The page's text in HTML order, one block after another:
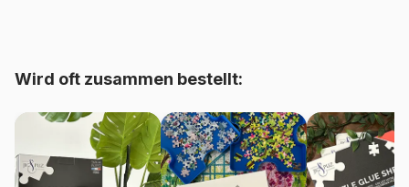
Artikelnummer Sunsout-60977
EAN 0796780609778
Wird oft zusammen bestellt: